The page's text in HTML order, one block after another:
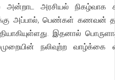
அன்றாட அரசியல் நிகழ்வாக
அப்பால், பெண்கள் கணவன்
இதனால்
நலிவுற்ற வாழ்க்கை